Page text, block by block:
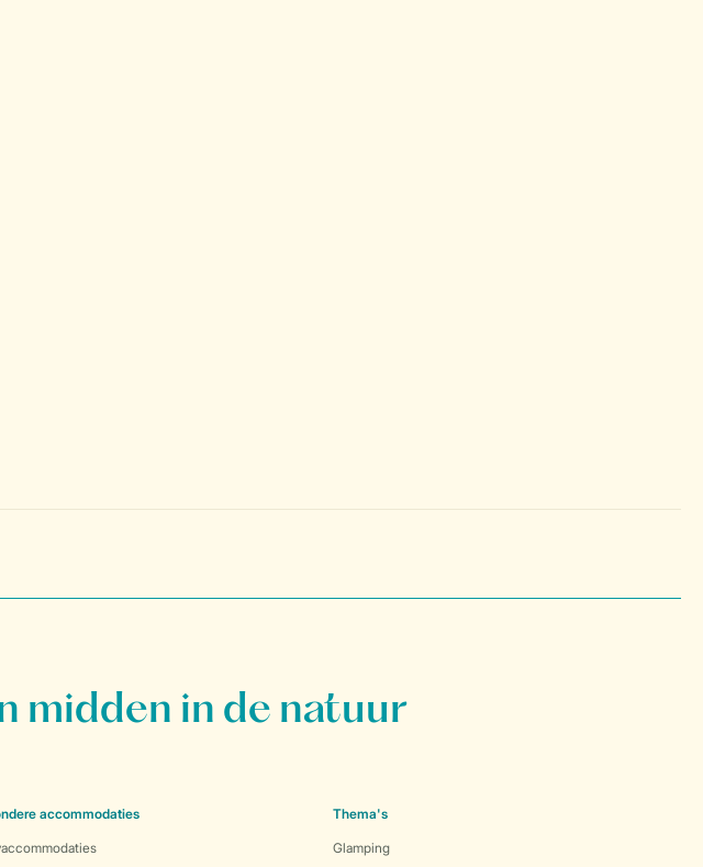
midden in de natuur
accommodaties Thema's
Glamping